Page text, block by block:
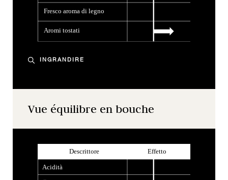
INGRANDIRE
Vue équilibre en bouche